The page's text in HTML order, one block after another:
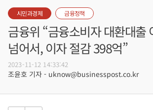
시민과경제 금융정책
금융위 “금융소비자 대환대출
넘어서, 이자 절감 398억”
2023-11-12 14:33:42
조윤호 기자 - uknow@businesspost.co.kr